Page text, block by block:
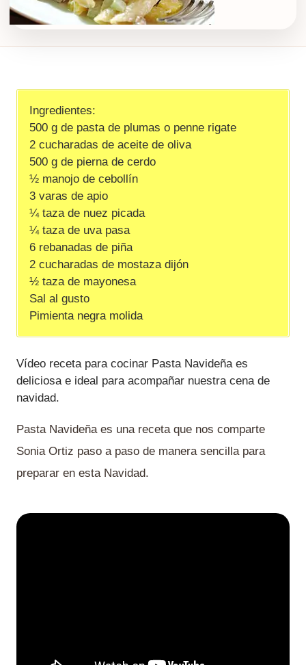
Ingredientes:
500 g de pasta de plumas o penne rigate
2 cucharadas de aceite de oliva
500 g de pierna de cerdo
½ manojo de cebollín
3 varas de apio
¼ taza de nuez picada
¼ taza de uva pasa
6 rebanadas de piña
2 cucharadas de mostaza dijón
½ taza de mayonesa
Sal al gusto
Pimienta negra molida
Vídeo receta para cocinar Pasta Navideña es
deliciosa e ideal para acompañar nuestra cena de
navidad.
Pasta Navideña es una receta que nos comparte
Sonia Ortiz paso a paso de manera sencilla para
preparar en esta Navidad.